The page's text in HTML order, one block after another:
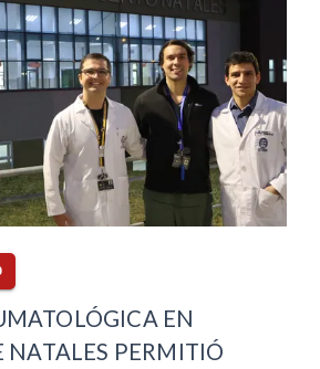
EN
NATALES PERMITIÓ